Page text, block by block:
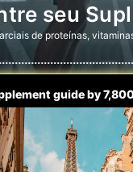
seu
de proteínas,
guide by